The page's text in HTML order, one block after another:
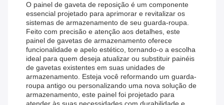
O painel de gaveta de reposição é um componente
essencial projetado para aprimorar e revitalizar os
sistemas de armazenamento de seu guarda-roupa.
Feito com precisão e atenção aos detalhes, este
painel de gavetas de armazenamento oferece
funcionalidade e apelo estético, tornando-o a escolha
ideal para quem deseja atualizar ou substituir painéis
de gavetas existentes em suas unidades de
armazenamento. Esteja você reformando um guarda-
roupa antigo ou personalizando uma nova solução de
armazenamento, este painel foi projetado para